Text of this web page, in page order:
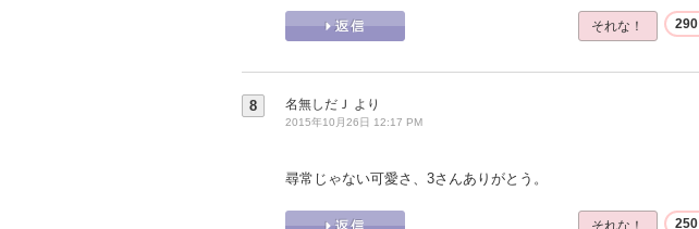
それな！ 290
8 名無しだＪ より
2015年10月26日 12:17 PM
尋常じゃない可愛さ、3さんありがとう。
それな！ 250